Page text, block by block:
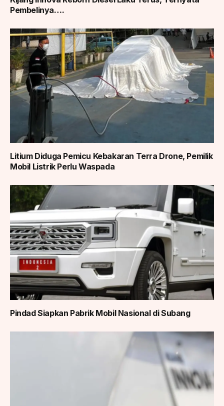
Pembelinya….
Litium Diduga Pemicu Kebakaran Terra Drone, Pemilik
Mobil Listrik Perlu Waspada
Pindad Siapkan Pabrik Mobil Nasional di Subang